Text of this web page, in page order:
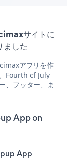
サイトに
ました
アプリを作
Fourth of July
、フッター、ま
App on
App